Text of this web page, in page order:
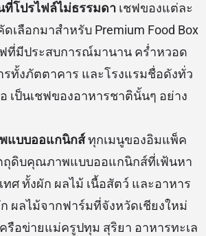
ที่โปรไฟล์ไม่ธรรมดา เชฟของแต่ละ
เลือกมาสำหรับ Premium Food Box
ฟที่มีประสบการณ์มานาน คร่ำหวอด
รทั้งภัตตาคาร และโรงแรมชื่อดังทั่ว
เป็นเชฟของอาหารชาตินั้นๆ อย่าง
แบบออแกนิกส์ทุกเมนูของอิมแพ็ค
ตถุดิบคุณภาพแบบออแกนิกส์ที่เฟ้นหา
ทศ ทั้งผัก ผลไม้ เนื้อสัตว์ และอาหาร
ก ผลไม้จากฟาร์มที่จังหวัดเชียงใหม่
รือข่ายแม่ครูปทุม สุริยา อาหารทะเล